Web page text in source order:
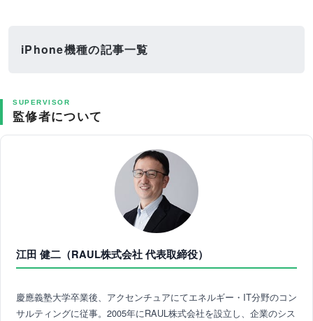
iPhone機種の記事一覧
SUPERVISOR
監修者について
江田 健二（RAUL株式会社 代表取締役）
慶應義塾大学卒業後、アクセンチュアにてエネルギー・IT分野のコン
サルティングに従事。2005年にRAUL株式会社を設立し、企業のシス